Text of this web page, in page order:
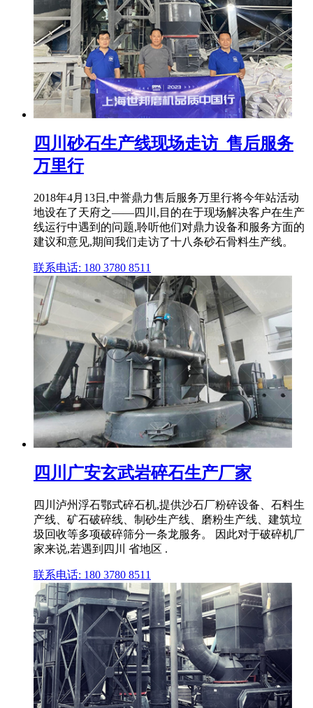
四川砂石生产线现场走访_售后服务
万里行
2018年4月13日,中誉鼎力售后服务万里行将今年站活动
地设在了天府之——四川,目的在于现场解决客户在生产
线运行中遇到的问题,聆听他们对鼎力设备和服务方面的
建议和意见,期间我们走访了十八条砂石骨料生产线。
联系电话: 180 3780 8511
四川广安玄武岩碎石生产厂家
四川泸州浮石鄂式碎石机,提供沙石厂粉碎设备、石料生
产线、矿石破碎线、制砂生产线、磨粉生产线、建筑垃
圾回收等多项破碎筛分一条龙服务。 因此对于破碎机厂
家来说,若遇到四川 省地区 .
联系电话: 180 3780 8511